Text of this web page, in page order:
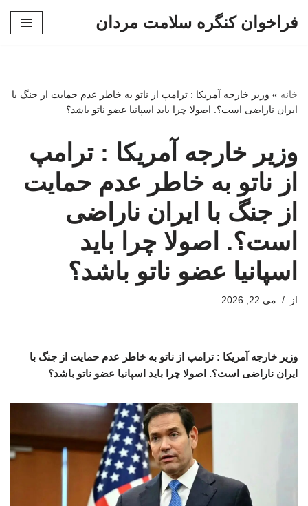
فراخوان کنگره سلامت مردان
خانه » وزیر خارجه آمریکا : ترامپ از ناتو به خاطر عدم حمایت از جنگ با
ایران ناراضی است؟. اصولا چرا باید اسپانیا عضو ناتو باشد؟
وزیر خارجه آمریکا : ترامپ
از ناتو به خاطر عدم حمایت
از جنگ با ایران ناراضی
است؟. اصولا چرا باید
اسپانیا عضو ناتو باشد؟
از می 22, 2026
وزیر خارجه آمریکا : ترامپ از ناتو به خاطر عدم حمایت از جنگ با
ایران ناراضی است؟. اصولا چرا باید اسپانیا عضو ناتو باشد؟